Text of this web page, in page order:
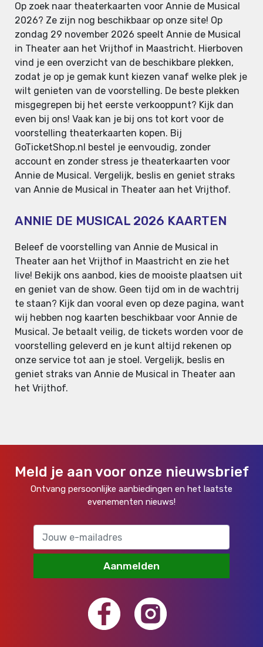
Op zoek naar theaterkaarten voor Annie de Musical
2026? Ze zijn nog beschikbaar op onze site! Op
zondag 29 november 2026 speelt Annie de Musical
in Theater aan het Vrijthof in Maastricht. Hierboven
vind je een overzicht van de beschikbare plekken,
zodat je op je gemak kunt kiezen vanaf welke plek je
wilt genieten van de voorstelling. De beste plekken
misgegrepen bij het eerste verkooppunt? Kijk dan
even bij ons! Vaak kan je bij ons tot kort voor de
voorstelling theaterkaarten kopen. Bij
GoTicketShop.nl bestel je eenvoudig, zonder
account en zonder stress je theaterkaarten voor
Annie de Musical. Vergelijk, beslis en geniet straks
van Annie de Musical in Theater aan het Vrijthof.
ANNIE DE MUSICAL 2026 KAARTEN
Beleef de voorstelling van Annie de Musical in
Theater aan het Vrijthof in Maastricht en zie het
live! Bekijk ons aanbod, kies de mooiste plaatsen uit
en geniet van de show. Geen tijd om in de wachtrij
te staan? Kijk dan vooral even op deze pagina, want
wij hebben nog kaarten beschikbaar voor Annie de
Musical. Je betaalt veilig, de tickets worden voor de
voorstelling geleverd en je kunt altijd rekenen op
onze service tot aan je stoel. Vergelijk, beslis en
geniet straks van Annie de Musical in Theater aan
het Vrijthof.
Meld je aan voor onze nieuwsbrief
Ontvang persoonlijke aanbiedingen en het laatste
evenementen nieuws!
Aanmelden